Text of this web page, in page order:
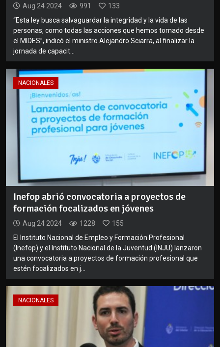
Aug 24 2024 991
133
“Esta ley busca salvaguardar la integridad y la vida de las
personas, como todas las acciones que hemos tomado desde
el MIDES”, indicó el ministro Alejandro Sciarra, al finalizar la
jornada de capacit...
NACIONALES
Inefop abrió convocatoria a proyectos de
formación focalizados en jóvenes
Aug 24 2024 1228
155
El Instituto Nacional de Empleo y Formación Profesional
(Inefop) y el Instituto Nacional de la Juventud (INJU) lanzaron
una convocatoria a proyectos de formación profesional que
estén focalizados en j...
NACIONALES